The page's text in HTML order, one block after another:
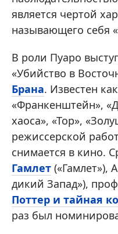
является чертой
называющего себя
В роли Пуаро
«Убийство в
Брана. Известен
«Франкенштейн»,
хаоса», «Тор»,
режиссерской
снимается в кино.
Гамлет («Гамлет»),
дикий Запад»),
Поттер и тайная
раз был